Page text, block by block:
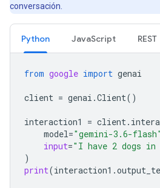
conversación.
Python JavaScript REST
from google import genai
client = genai .Client()
interaction1 = client.
model="gemini-3.6-flash"
input="I have 2 dogs in
)
print(interaction1 .